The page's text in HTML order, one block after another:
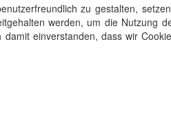
zu gestalten,
werden, um die Nutzung
einverstanden, dass wir